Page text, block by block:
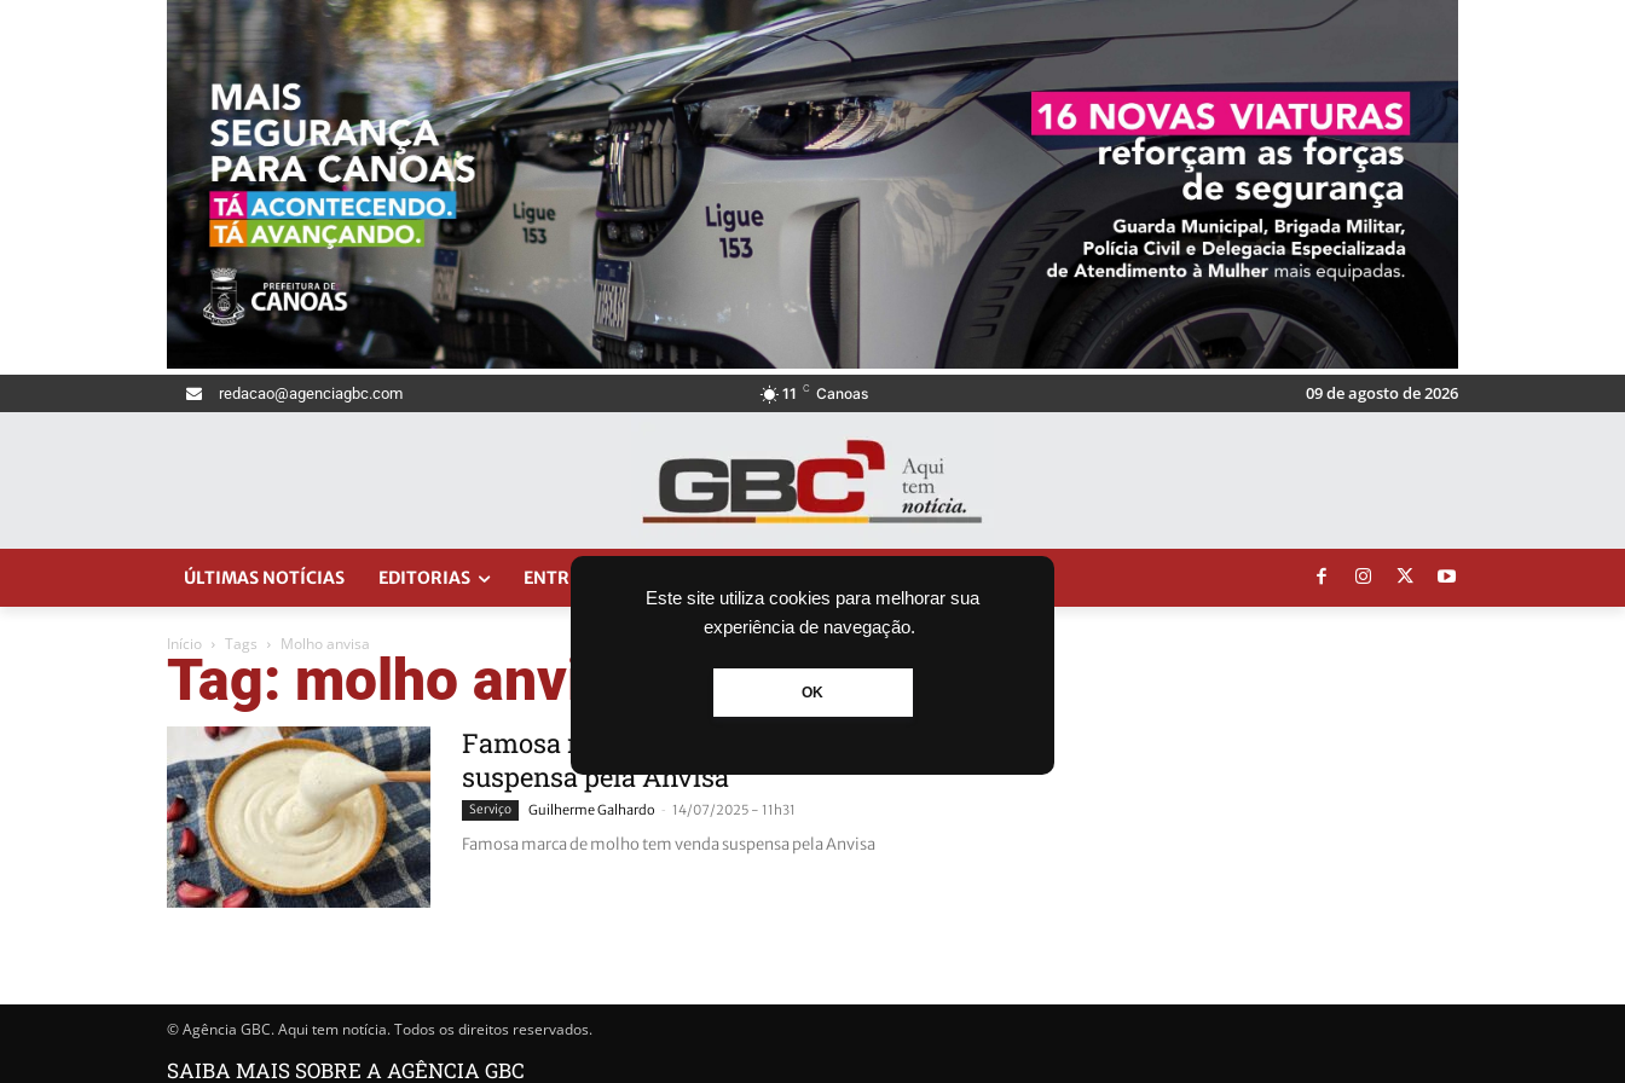
Este site utiliza cookies para melhorar sua
experiência de navegação.
OK
redacao@agenciagbc.com 11 C Canoas 09 de agosto de 2026
ÚLTIMAS NOTÍCIAS EDITORIAS ENTRETENIMENTO
Início Tags Molho anvisa
Tag: molho anvisa
Famosa marca de molho de alho tem venda
suspensa pela Anvisa
Serviço Guilherme Galhardo - 14/07/2025 - 11h31
Famosa marca de molho tem venda suspensa pela Anvisa
© Agência GBC. Aqui tem notícia. Todos os direitos reservados.
SAIBA MAIS SOBRE A AGÊNCIA GBC